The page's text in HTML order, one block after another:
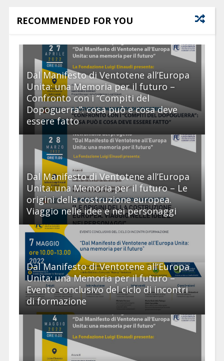
RECOMMENDED FOR YOU
Dal Manifesto di Ventotene all’Europa
Unita: una Memoria per il futuro –
Confronto con i “Compiti del
Dopoguerra”: cosa può e cosa deve
essere fatto
Dal Manifesto di Ventotene all’Europa
Unita: una Memoria per il futuro – Le
origini della costruzione europea.
Viaggio nelle idee e nei personaggi
Dal Manifesto di Ventotene all’Europa
Unita: una Memoria per il futuro –
Evento conclusivo del ciclo di incontri
di formazione